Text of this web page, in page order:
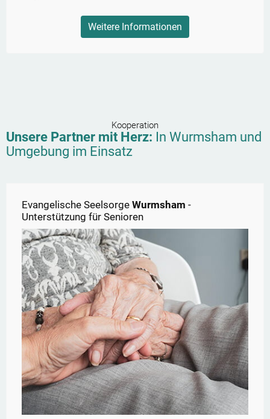
Weitere Informationen
Kooperation
Unsere Partner mit Herz: In Wurmsham und
Umgebung im Einsatz
Evangelische Seelsorge Wurmsham -
Unterstützung für Senioren